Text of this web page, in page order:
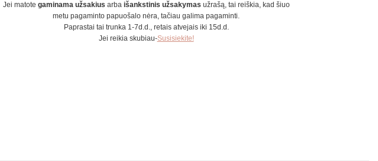
Jei matote gaminama užsakius arba išankstinis užsakymas užrašą, tai reiškia, kad šiuo
metu pagaminto papuošalo nėra, tačiau galima pagaminti.
Paprastai tai trunka 1-7d.d., retais atvejais iki 15d.d.
Jei reikia skubiau-Susisiekite!